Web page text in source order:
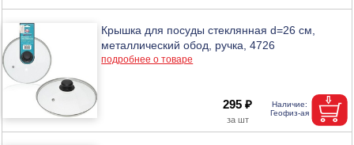
Крышка для посуды стеклянная d=26 см,
металлический обод, ручка, 4726
подробнее о товаре
295 ₽